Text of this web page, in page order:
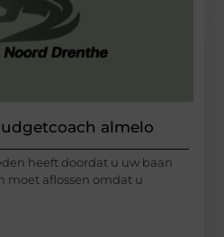
almelo
heeft doordat u uw baan
moet aflossen omdat u